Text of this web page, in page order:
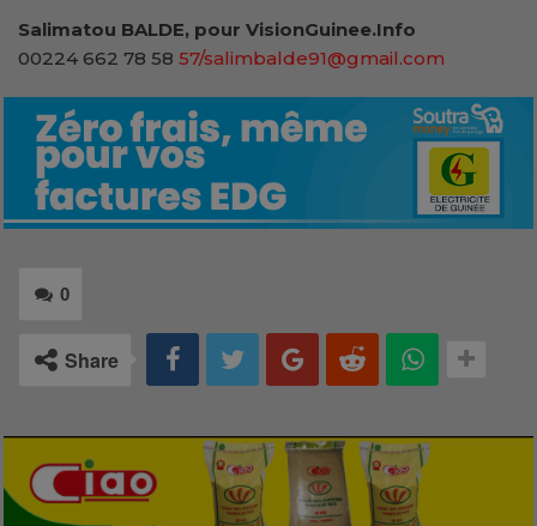
Salimatou BALDE, pour VisionGuinee.Info
00224 662 78 58 57/salimbalde91@gmail.com
0
Share